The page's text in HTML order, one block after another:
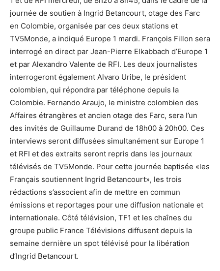
journée de soutien à Ingrid Betancourt, otage des Farc
en Colombie, organisée par ces deux stations et
TV5Monde, a indiqué Europe 1 mardi. François Fillon sera
interrogé en direct par Jean-Pierre Elkabbach d’Europe 1
et par Alexandro Valente de RFI. Les deux journalistes
interrogeront également Alvaro Uribe, le président
colombien, qui répondra par téléphone depuis la
Colombie. Fernando Araujo, le ministre colombien des
Affaires étrangères et ancien otage des Farc, sera l’un
des invités de Guillaume Durand de 18h00 à 20h00. Ces
interviews seront diffusées simultanément sur Europe 1
et RFI et des extraits seront repris dans les journaux
télévisés de TV5Monde. Pour cette journée baptisée «les
Français soutiennent Ingrid Betancourt», les trois
rédactions s’associent afin de mettre en commun
émissions et reportages pour une diffusion nationale et
internationale. Côté télévision, TF1 et les chaînes du
groupe public France Télévisions diffusent depuis la
semaine dernière un spot télévisé pour la libération
d’Ingrid Betancourt.